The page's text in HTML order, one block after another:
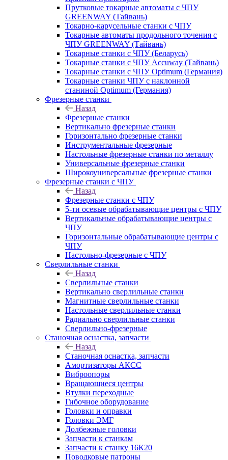
Прутковые токарные автоматы с ЧПУ
GREENWAY (Тайвань)
Токарно-карусельные станки с ЧПУ
Токарные автоматы продольного точения с
ЧПУ GREENWAY (Тайвань)
Токарные станки с ЧПУ (Беларусь)
Токарные станки с ЧПУ Accuway (Тайвань)
Токарные станки с ЧПУ Optimum (Германия)
Токарные станки ЧПУ с наклонной
станиной Optimum (Германия)
Фрезерные станки
Назад
Фрезерные станки
Вертикально фрезерные станки
Горизонтально фрезерные станки
Инструментальные фрезерные
Настольные фрезерные станки по металлу
Универсальные фрезерные станки
Широкоуниверсальные фрезерные станки
Фрезерные станки с ЧПУ
Назад
Фрезерные станки с ЧПУ
5-ти осевые обрабатывающие центры с ЧПУ
Вертикальные обрабатывающие центры с
ЧПУ
Горизонтальные обрабатывающие центры с
ЧПУ
Настольно-фрезерные с ЧПУ
Сверлильные станки
Назад
Сверлильные станки
Вертикально сверлильные станки
Магнитные сверлильные станки
Настольные сверлильные станки
Радиально сверлильные станки
Сверлильно-фрезерные
Станочная оснастка, запчасти
Назад
Станочная оснастка, запчасти
Амортизаторы АКСС
Виброопоры
Вращающиеся центры
Втулки переходные
Гибочное оборудование
Головки и оправки
Головки ЭМГ
Долбежные головки
Запчасти к станкам
Запчасти к станку 16К20
Поводковые патроны